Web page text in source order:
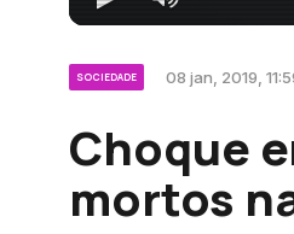
SOCIEDADE 08 jan, 2019,
Choque
mortos